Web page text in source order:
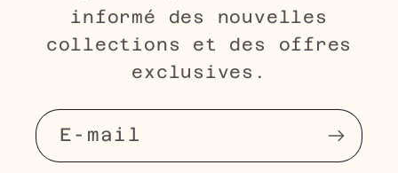
informé des nouvelles
collections et des offres
exclusives.
E-mail